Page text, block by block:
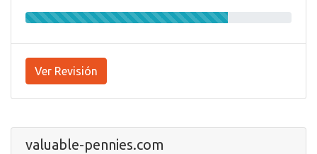
Ver Revisión
valuable-pennies.com